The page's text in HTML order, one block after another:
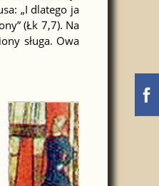
„I dlatego ja
(Łk 7,7). Na
sługa. Owa